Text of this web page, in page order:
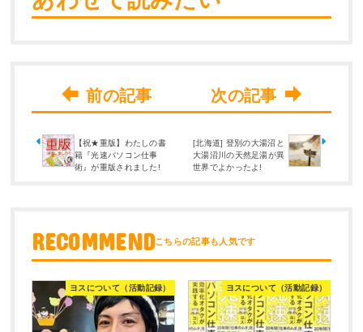
【祝★重版】わたしの書
籍『光速パソコン仕事
術』が重版されました!
[北海道] 登別の大湯沼と
大湯沼川の天然足湯が異
世界でよかったよ!
RECOMMEND
ヨスについて（活動記録） ヨスについて（活動記録）